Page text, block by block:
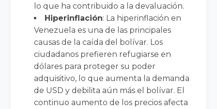
lo que ha contribuido a la devaluación.
Hiperinflación: La hiperinflación en
Venezuela es una de las principales
causas de la caída del bolívar. Los
ciudadanos prefieren refugiarse en
dólares para proteger su poder
adquisitivo, lo que aumenta la demanda
de USD y debilita aún más el bolívar. El
continuo aumento de los precios afecta